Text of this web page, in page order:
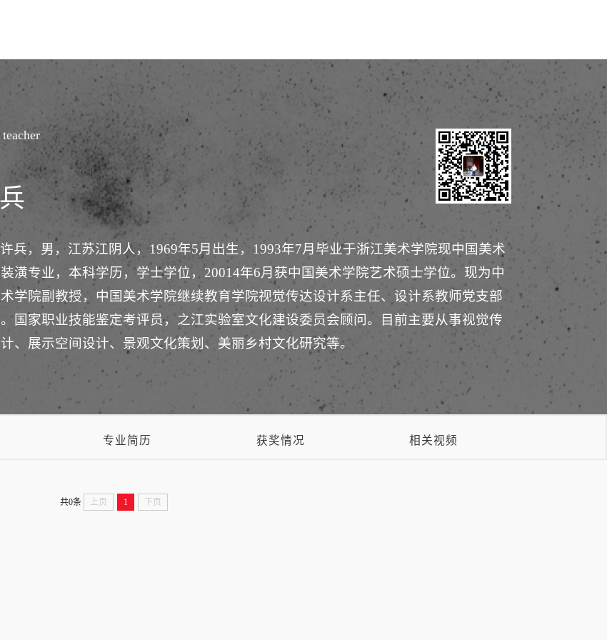
许兵，男，江苏江阴人，1969年5月出生，1993年7月毕业于浙江美术学院现中国美术
潢专业，本科学历，学士学位，20014年6月获中国美术学院艺术硕士学位。现为中
学院副教授，中国美术学院继续教育学院视觉传达设计系主任、设计系教师党支部
国家职业技能鉴定考评员，之江实验室文化建设委员会顾问。目前主要从事视觉传
、展示空间设计、景观文化策划、美丽乡村文化研究等。
专业简历 获奖情况 相关视频
共0条 上页 1 下页